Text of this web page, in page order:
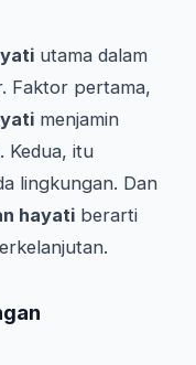
utama dalam
Faktor pertama,
menjamin
Kedua, itu
lingkungan. Dan
hayati berarti